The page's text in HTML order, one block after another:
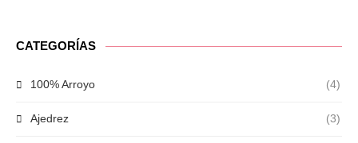
CATEGORÍAS
100% Arroyo (4)
Ajedrez (3)